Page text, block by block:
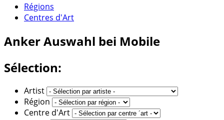
Régions
Centres d'Art
AnkerAuswahl bei Mobile
Sélection:
Artist
Région
Centre d'Art